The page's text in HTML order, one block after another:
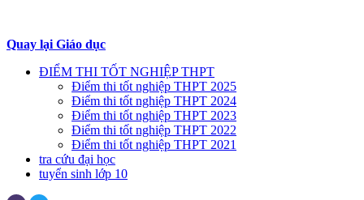
Quay lại Giáo dục
ĐIỂM THI TỐT NGHIỆP THPT
Điểm thi tốt nghiệp THPT 2025
Điểm thi tốt nghiệp THPT 2024
Điểm thi tốt nghiệp THPT 2023
Điểm thi tốt nghiệp THPT 2022
Điểm thi tốt nghiệp THPT 2021
tra cứu đại học
tuyển sinh lớp 10